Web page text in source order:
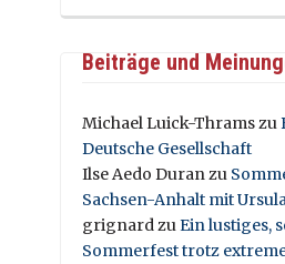
Beiträge und
Michael Luick-Thramszu
Deutsche Gesellschaft
Ilse Aedo Duranzu
Sachsen-Anhalt mit
grignardzuEin lustiges,
Sommerfest trotz